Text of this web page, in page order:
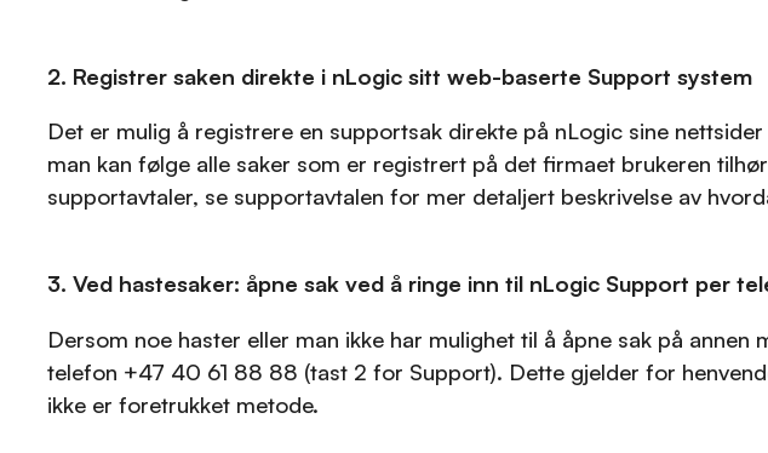
2. Registrer saken direkte i nLogic sitt web-baserte Support system
Det er mulig å registrere en supportsak direkte på nLogic sine
man kan følge alle saker som er registrert på det firmaet brukeren
supportavtaler, se supportavtalen for mer detaljert beskrivelse av
3. Ved hastesaker: åpne sak ved å ringe inn til nLogic Support per
Dersom noe haster eller man ikke har mulighet til å åpne sak på
telefon +47 40 61 88 88 (tast 2 for Support). Dette gjelder for
ikke er foretrukket metode.